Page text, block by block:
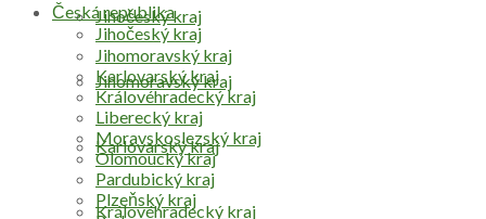
Jihočeský kraj
Jihomoravský kraj
Karlovarský kraj
Královéhradecký kraj
Česká republika
Jihočeský kraj
Jihomoravský kraj
Karlovarský kraj
Královéhradecký kraj
Liberecký kraj
Moravskoslezský kraj
Olomoucký kraj
Pardubický kraj
Plzeňský kraj